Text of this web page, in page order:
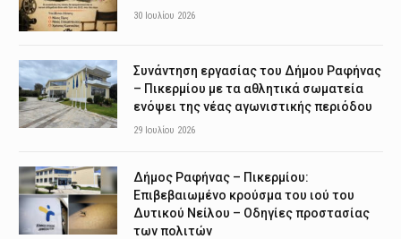
30 Ιουλίου 2026
Συνάντηση εργασίας του Δήμου Ραφήνας
– Πικερμίου με τα αθλητικά σωματεία
ενόψει της νέας αγωνιστικής περιόδου
29 Ιουλίου 2026
Δήμος Ραφήνας – Πικερμίου:
Επιβεβαιωμένο κρούσμα του ιού του
Δυτικού Νείλου – Οδηγίες προστασίας
των πολιτών